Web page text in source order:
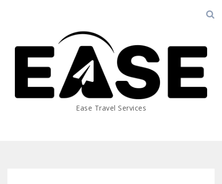
Ease Travel Services